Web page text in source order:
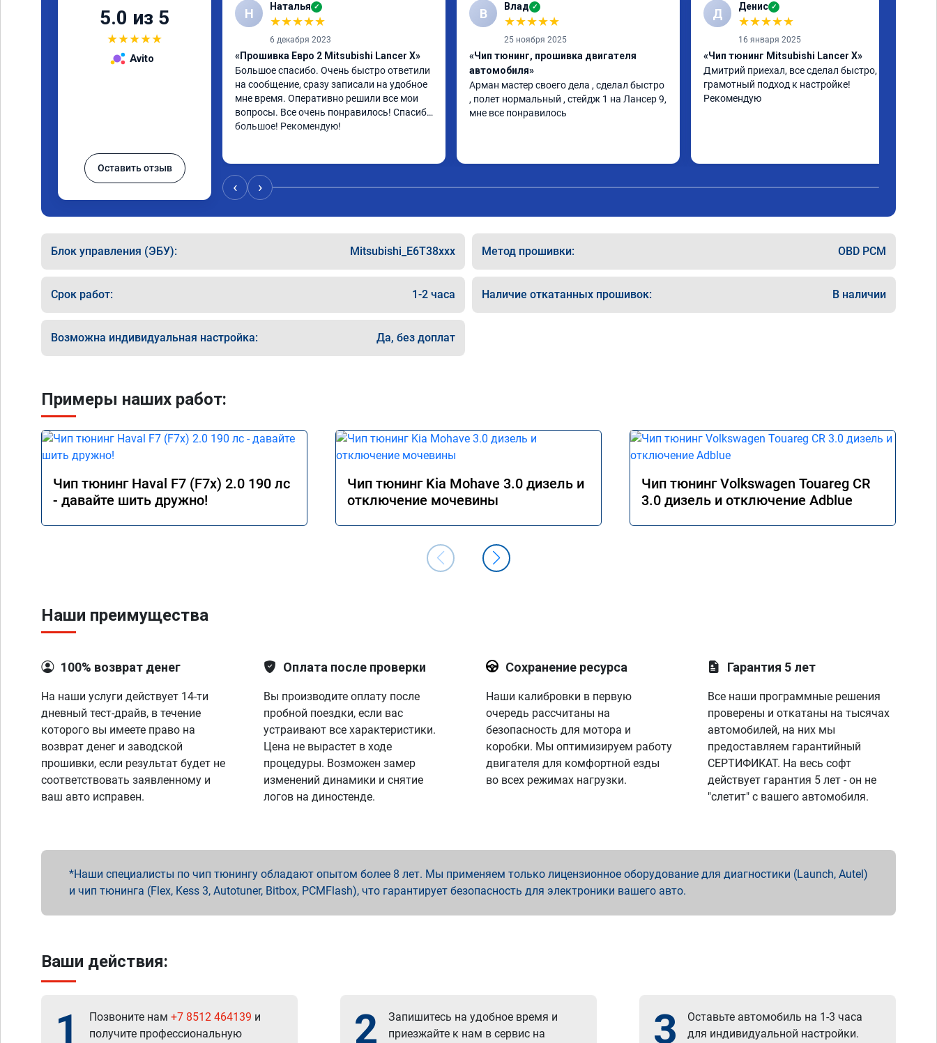
5.0 из 5
★★★★★
Avito
Оставить отзыв
Н Наталья ✓
★★★★★
6 декабря 2023
«Прошивка Евро 2 Mitsubishi Lancer X»
Большое спасибо. Очень быстро ответили
на сообщение, сразу записали на удобное
мне время. Оперативно решили все мои
вопросы. Все очень понравилось! Спасибо
большое! Рекомендую!
В Влад ✓
★★★★★
25 ноября 2025
«Чип тюнинг, прошивка двигателя
автомобиля»
Арман мастер своего дела , сделал быстро
, полет нормальный , стейдж 1 на Лансер 9,
мне все понравилось
Д Денис ✓
★★★★★
16 января 2025
«Чип тюнинг Mitsubishi Lancer X»
Дмитрий приехал, все сделал быстро,
грамотный подход к настройке!
Рекомендую
‹ ›
Блок управления (ЭБУ): Mitsubishi_E6T38xxx Метод прошивки: OBD PCM
Срок работ: 1-2 часа Наличие откатанных прошивок: В наличии
Возможна индивидуальная настройка: Да, без доплат
Примеры наших работ:
Чип тюнинг Haval F7 (F7x) 2.0 190 лс
- давайте шить дружно!
Чип тюнинг Kia Mohave 3.0 дизель и
отключение мочевины
Чип тюнинг Volkswagen Touareg CR
3.0 дизель и отключение Adblue
Наши преимущества
100% возврат денег
На наши услуги действует 14-ти
дневный тест-драйв, в течение
которого вы имеете право на
возврат денег и заводской
прошивки, если результат будет не
соответствовать заявленному и
ваш авто исправен.
Оплата после проверки
Вы производите оплату после
пробной поездки, если вас
устраивают все характеристики.
Цена не вырастет в ходе
процедуры. Возможен замер
изменений динамики и снятие
логов на диностенде.
Сохранение ресурса
Наши калибровки в первую
очередь рассчитаны на
безопасность для мотора и
коробки. Мы оптимизируем работу
двигателя для комфортной езды
во всех режимах нагрузки.
Гарантия 5 лет
Все наши программные решения
проверены и откатаны на тысячах
автомобилей, на них мы
предоставляем гарантийный
СЕРТИФИКАТ. На весь софт
действует гарантия 5 лет - он не
"слетит" с вашего автомобиля.
Наши специалисты по чип тюнингу обладают опытом более 8 лет. Мы применяем только лицензионное оборудование для диагностики (Launch, Autel)
и чип тюнинга (Flex, Kess 3, Autotuner, Bitbox, PCMFlash), что гарантирует безопасность для электроники вашего авто.
Ваши действия:
1 Позвоните нам +7 8512 464139 и
получите профессиональную
2
Запишитесь на удобное время и
приезжайте к нам в сервис на
3
Оставьте автомобиль на 1-3 часа
для индивидуальной настройки.